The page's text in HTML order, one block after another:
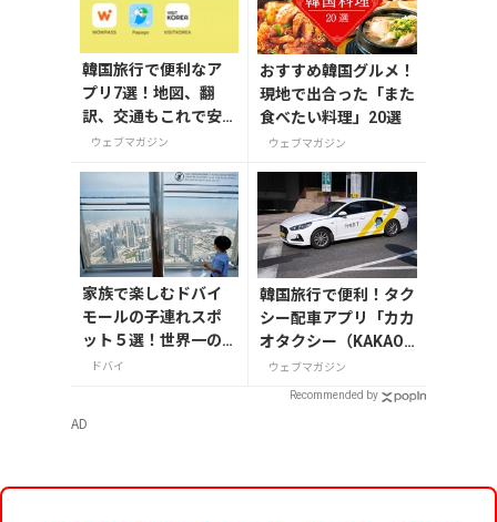
韓国旅行で便利なア
プリ7選！地図、翻
訳、交通もこれで安
心ウェブマガジン
おすすめ韓国グルメ！
現地で出合った「また
食べたい料理」20選
ウェブマガジン
家族で楽しむドバイ
モールの子連れスポ
ット５選！世界一の
展望台やアイススケ
ドバイ
韓国旅行で便利！タク
シー配車アプリ「カカ
オタクシー（KAKAO
T）」の登録・利用方
ウェブマガジン
Recommended by
AD